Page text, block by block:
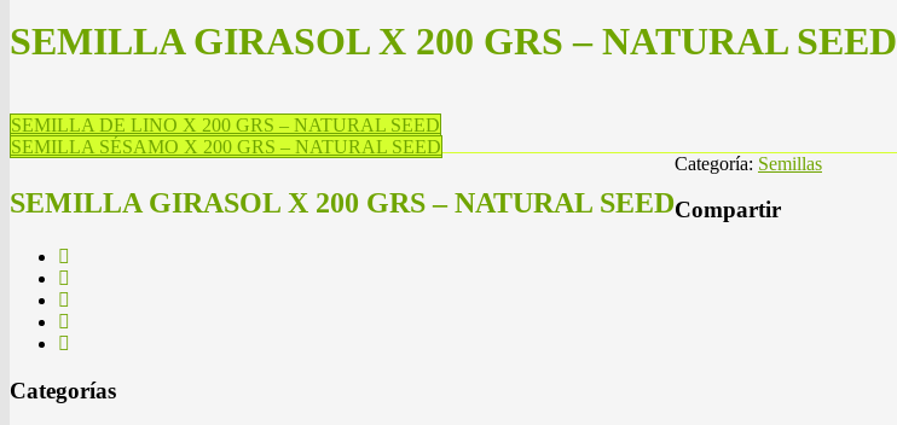
SEMILLA GIRASOL X 200 GRS – NATURAL SEED
SEMILLA DE LINO X 200 GRS – NATURAL SEED
SEMILLA SÉSAMO X 200 GRS – NATURAL SEED
SEMILLA GIRASOL X 200 GRS – NATURAL SEED
Categoría: Semillas
Compartir
Categorías